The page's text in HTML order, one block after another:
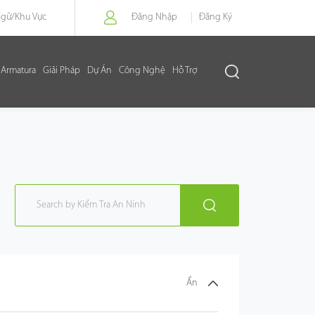
Khu Vực Đăng Nhập Đăng Ký
Armatura Giải Pháp Dự Án Công Nghệ
Hỗ Trợ
Ẩn